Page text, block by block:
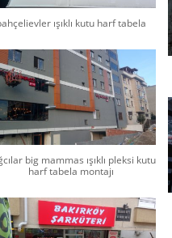
ışıklı kutu harf tabela
big mammas ışıklı pleksi kutu
harf tabela montajı